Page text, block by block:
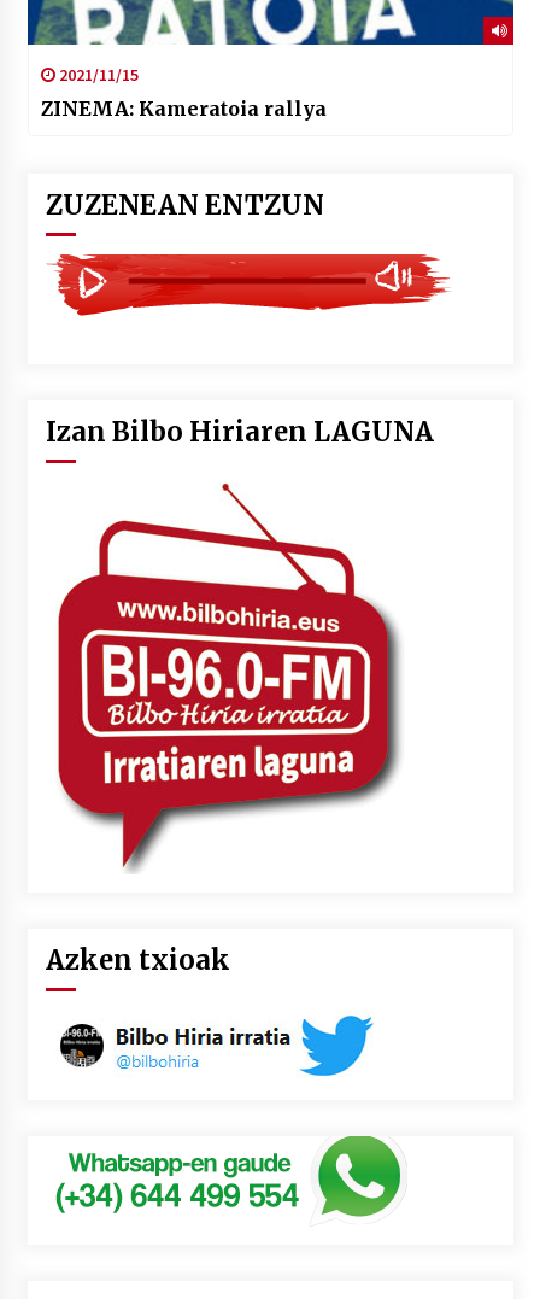
2021/11/15
ZINEMA: Kameratoia rallya
ZUZENEAN ENTZUN
Izan Bilbo Hiriaren LAGUNA
Azken txioak